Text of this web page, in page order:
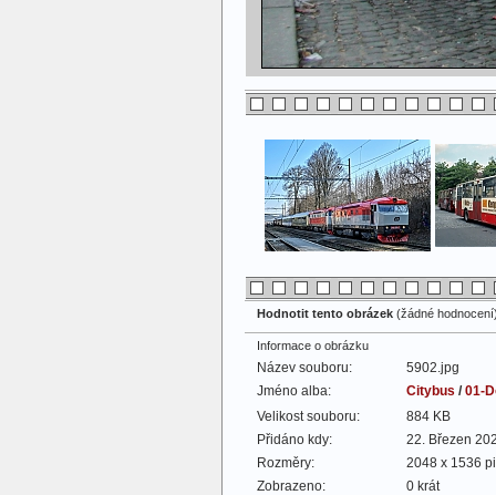
Hodnotit tento obrázek (žádné
Informace o obrázku
Název souboru:
5902.jpg
Jméno alba:
Citybus /01-
Velikost souboru:
884 KB
Přidáno kdy:
22. Březen
Rozměry:
2048 x 1536
Zobrazeno:
0 krát